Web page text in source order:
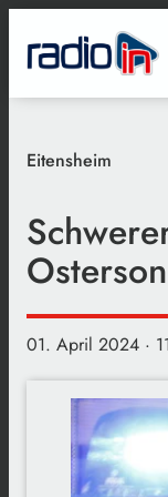
Eitensheim
01. April 2024 ·